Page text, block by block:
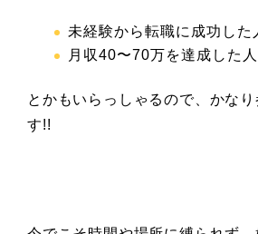
未経験から転職に成功した
月収40〜70万を達成した人
とかもいらっしゃるので、かな
す!!